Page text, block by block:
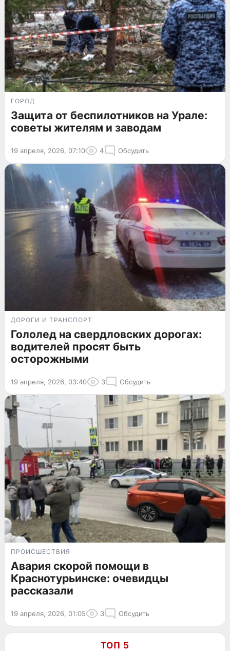
ГОРОД
Защита от беспилотников на Урале:
советы жителям и заводам
19 апреля, 2026, 07:10 4 Обсудить
ДОРОГИ И ТРАНСПОРТ
Гололед на свердловских дорогах:
водителей просят быть
осторожными
19 апреля, 2026, 03:40 3 Обсудить
ПРОИСШЕСТВИЯ
Авария скорой помощи в
Краснотурьинске: очевидцы
рассказали
19 апреля, 2026, 01:05 3 Обсудить
ТОП 5